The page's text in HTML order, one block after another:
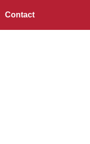
Contact